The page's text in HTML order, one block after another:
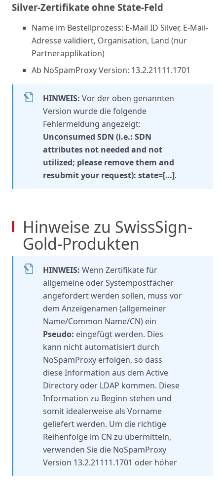
Silver-Zertifikate ohne State-Feld
Name im Bestellprozess: E-Mail ID Silver, E-Mail-
Adresse validiert, Organisation, Land (nur
Partnerapplikation)
Ab NoSpamProxy Version: 13.2.21111.1701
HINWEIS:Vor der oben genannten
Version wurde die folgende
Fehlermeldung angezeigt:
Unconsumed SDN (i.e.: SDN
attributes not needed and not
utilized; please remove them and
resubmit your request): state=[…].
Hinweise zu SwissSign-
Gold-Produkten
HINWEIS:Wenn Zertifikate für
allgemeine oder Systempostfächer
angefordert werden sollen, muss vor
dem Anzeigenamen (allgemeiner
Name/Common Name/CN) ein
Pseudo: eingefügt werden. Dies
kann nicht automatisiert durch
NoSpamProxy erfolgen, so dass
diese Information aus dem Active
Directory oder LDAP kommen. Diese
Information zu Beginn stehen und
somit idealerweise als Vorname
geliefert werden. Um die richtige
Reihenfolge im CN zu übermitteln,
verwenden Sie die NoSpamProxy
Version 13.2.21111.1701 oder höher